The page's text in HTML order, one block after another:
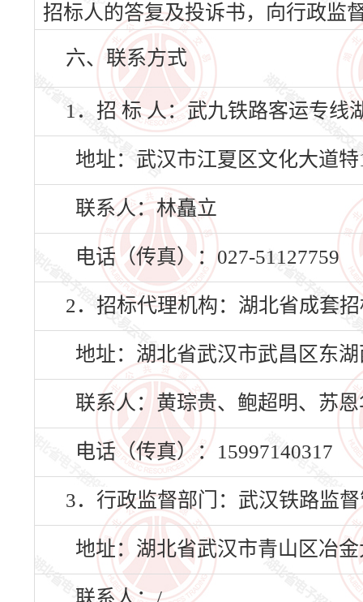
招标人的答复及投诉书，向行政监
六、联系方式
1．招 标 人：武九铁路客运专线
地址：武汉市江夏区文化大道特
联系人：林矗立
电话（传真）：027-51127759
2．招标代理机构：湖北省成套
地址：湖北省武汉市武昌区东
联系人：黄琮贵、鲍超明、苏
电话（传真）：15997140317
3．行政监督部门：武汉铁路监
地址：湖北省武汉市青山区冶
联系人：/